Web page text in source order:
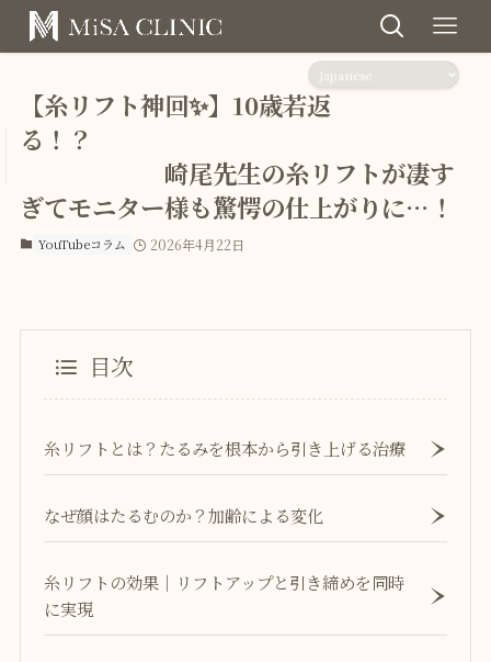
【糸リフト神回✨】10歳若返
る！？
崎尾先生の糸リフトが凄す
ぎてモニター様も驚愕の仕上がりに…！
YouTubeコラム 2026年4月22日
目次
糸リフトとは？たるみを根本から引き上げる治療
なぜ顔はたるむのか？加齢による変化
糸リフトの効果｜リフトアップと引き締めを同時
に実現